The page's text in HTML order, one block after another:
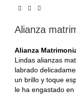
Alianza
Alianza
Lindas alianzas
labrado
un brillo y toque
le ha engastado